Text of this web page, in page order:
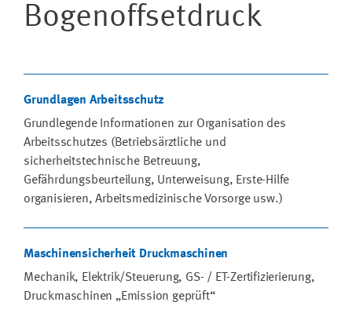
Bogenoffsetdruck
Grundlagen Arbeitsschutz
Grundlegende Informationen zur Organisation des
Arbeitsschutzes (Betriebsärztliche und
sicherheitstechnische Betreuung,
Gefährdungsbeurteilung, Unterweisung, Erste-Hilfe
organisieren, Arbeitsmedizinische Vorsorge usw.)
Maschinensicherheit Druckmaschinen
Mechanik, Elektrik/Steuerung, GS- / ET-Zertifizierierung,
Druckmaschinen „Emission geprüft“